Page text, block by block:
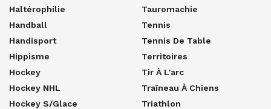
Haltérophilie
Handball
Handisport
Hippisme
Hockey
Hockey NHL
Hockey S/glace
Tauromachie
Tennis
Tennis De Table
Territoires
Tir À L'arc
Traîneau À Chiens
Triathlon